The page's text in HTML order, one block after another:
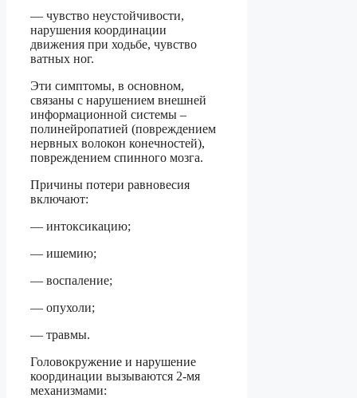
— чувство неустойчивости,
нарушения координации
движения при ходьбе, чувство
ватных ног.
Эти симптомы, в основном,
связаны с нарушением внешней
информационной системы –
полинейропатией (повреждением
нервных волокон конечностей),
повреждением спинного мозга.
Причины потери равновесия
включают:
— интоксикацию;
— ишемию;
— воспаление;
— опухоли;
— травмы.
Головокружение и нарушение
координации вызываются 2-мя
механизмами: